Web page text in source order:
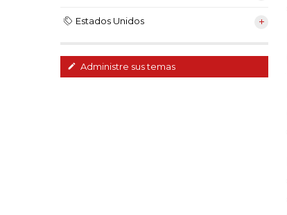
Estados Unidos
Administre sus temas